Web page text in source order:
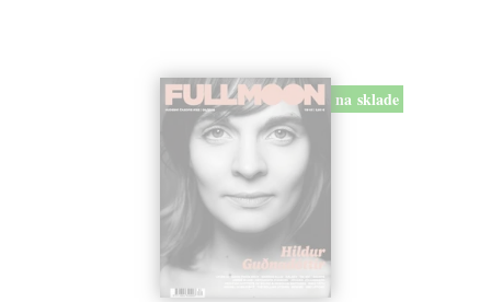
na sklade